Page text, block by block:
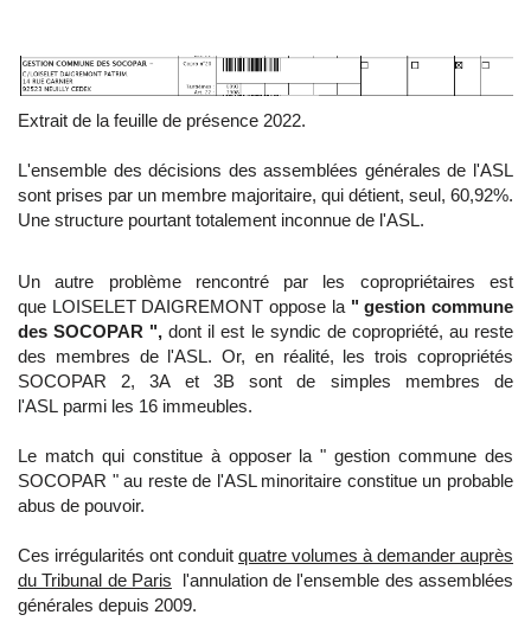
Extrait de la feuille de présence 2022.
L'ensemble des décisions des assemblées générales de l'ASL
sont prises par un membre majoritaire, qui détient, seul, 60,92%.
Une structure pourtant totalement inconnue de l'ASL.
Un autre problème rencontré par les copropriétaires est
que LOISELET DAIGREMONT oppose la " gestion commune
des SOCOPAR ",dont il est le syndic de copropriété, au reste
des membres de l'ASL. Or, en réalité, les trois copropriétés
SOCOPAR 2, 3A et 3B sont de simples membres de
l'ASL parmi les 16 immeubles.
Le match qui constitue à opposer la " gestion commune des
SOCOPAR " au reste de l'ASL minoritaire constitue un probable
abus de pouvoir.
Ces irrégularités ont conduit quatre volumes à demander auprès
du Tribunal de Paris l'annulation de l'ensemble des assemblées
générales depuis 2009.